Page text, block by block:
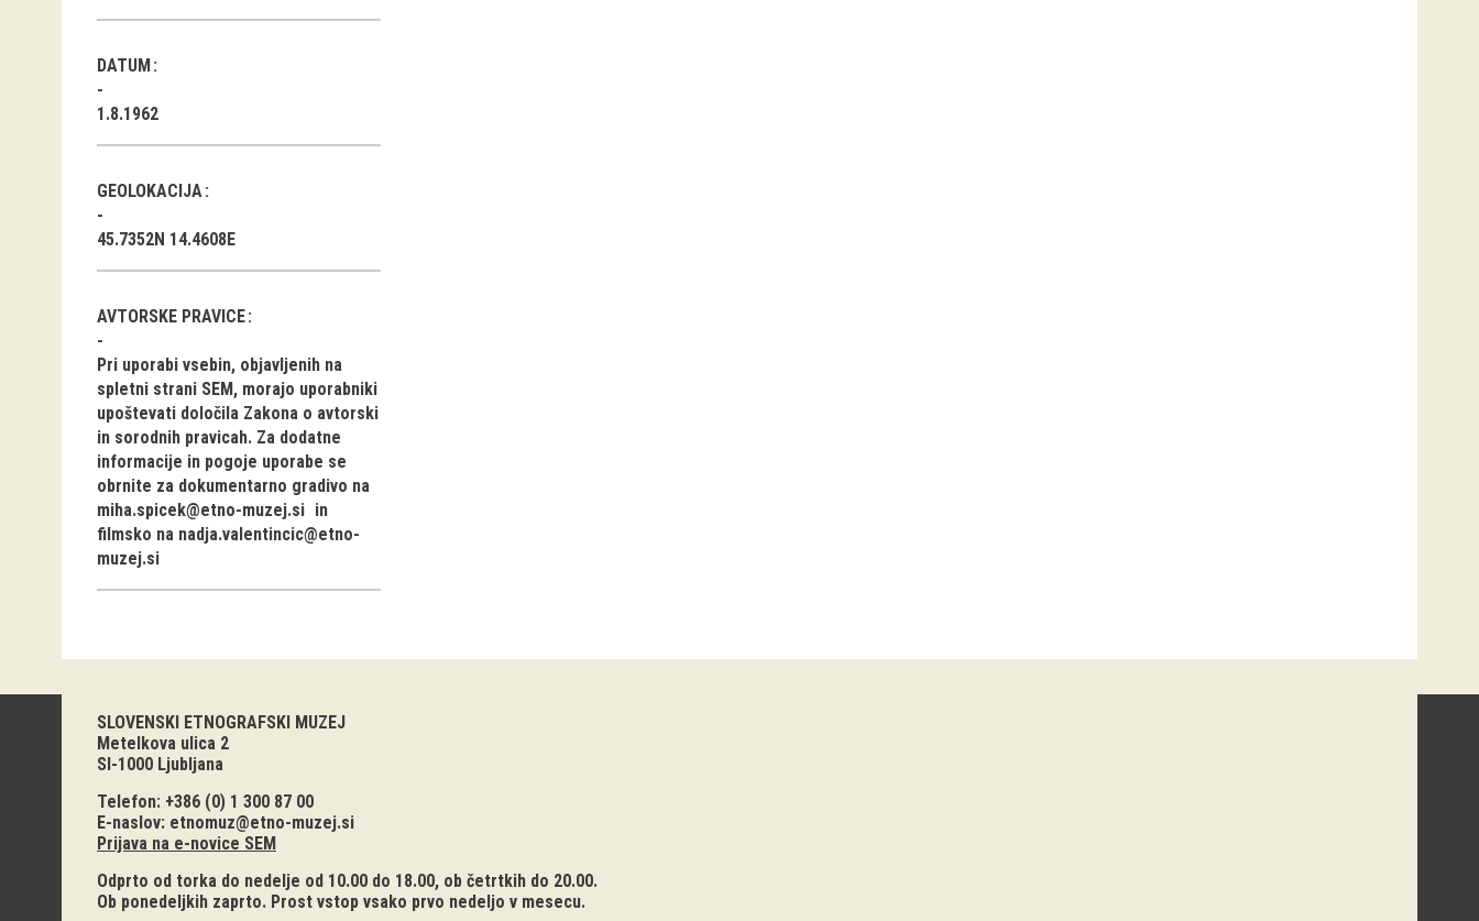
DATUM
1.8.1962
GEOLOKACIJA
45.7352N 14.4608E
AVTORSKE PRAVICE
Pri uporabi vsebin, objavljenih na
spletni strani SEM, morajo uporabniki
upoštevati določila Zakona o avtorski
in sorodnih pravicah. Za dodatne
informacije in pogoje uporabe se
obrnite za dokumentarno gradivo na
miha.spicek@etno-muzej.si in
filmsko na nadja.valentincic@etno-
muzej.si
SLOVENSKI ETNOGRAFSKI MUZEJ
Metelkova ulica 2
SI-1000 Ljubljana
Telefon: +386 (0) 1 300 87 00
E-naslov: etnomuz@etno-muzej.si
Prijava na e-novice SEM
Odprto od torka do nedelje od 10.00 do 18.00, ob četrtkih do 20.00.
Ob ponedeljkih zaprto. Prost vstop vsako prvo nedeljo v mesecu.